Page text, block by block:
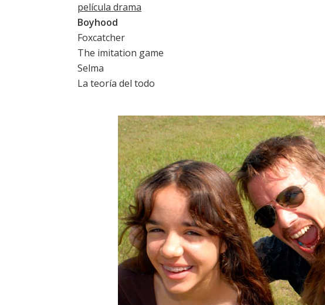
película drama
Boyhood
Foxcatcher
The imitation game
Selma
La teoría del todo